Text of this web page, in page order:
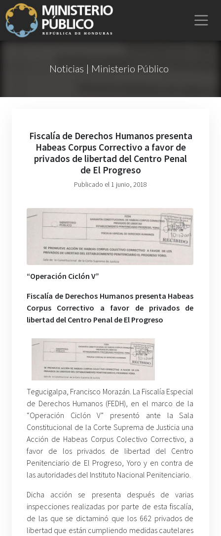
Noticias | Ministerio Público
Fiscalía de Derechos Humanos presenta
Habeas Corpus Correctivo a favor de
privados de libertad del Centro Penal
de El Progreso
Publicado el 1 junio, 2018
“Operación Ciclón V”
Fiscalía de Derechos Humanos presenta Habeas
Corpus Correctivo a favor de privados de
libertad del Centro Penal de El Progreso
Tegucigalpa, Francisco Morazán. La Fiscalía Especial
de Derechos Humanos (FEDH), en el marco de la
“Operación Ciclón V” presentó ante la Sala
Constitucional de la Corte Suprema de Justicia una
Acción de Habeas Corpus Colectivo Correctivo, a
favor de los privados de libertad del Centro
Penitenciario de El Progreso, Yoro y en contra de
las autoridades del Instituto Nacional Penitenciario.
Dicha acción se presenta después de varias
inspecciones realizadas por parte de esta fiscalía,
de las que se dictaminó que los 662 privados de
libertad que están cumpliendo medidas cautelares